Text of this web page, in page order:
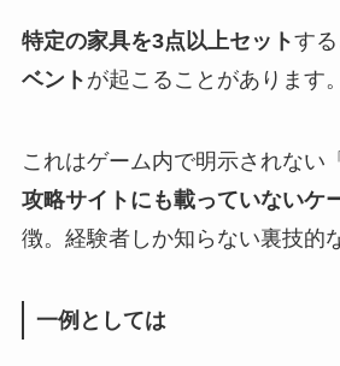
特定の家具を3点以上セットする
ベント が起こることがあります。
これはゲーム内で明示されない「
攻略サイトにも載っていないケ
徴。経験者しか知らない裏技的
一例としては